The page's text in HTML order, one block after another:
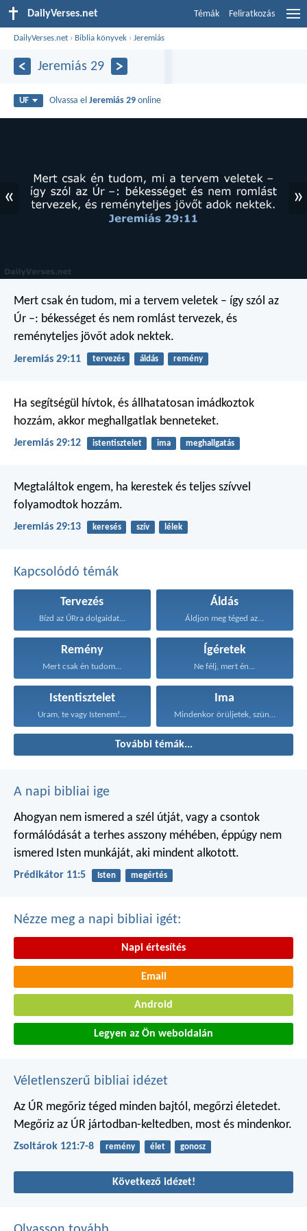
DailyVerses.net Témák Feliratkozás
DailyVerses.net › Biblia könyvek ›Jeremiás
Jeremiás 29
UF Olvassa elJeremiás 29 online
« »
Mert csak én tudom, mi a tervem veletek – így szól az
Úr –: békességet és nem romlást tervezek, és
reményteljes jövőt adok nektek.
Jeremiás 29:11 tervezés áldás remény
Ha segítségül hívtok, és állhatatosan imádkoztok
hozzám, akkor meghallgatlak benneteket.
Jeremiás 29:12 istentisztelet ima meghallgatás
Megtaláltok engem, ha kerestek és teljes szívvel
folyamodtok hozzám.
Jeremiás 29:13 keresés szív lélek
Kapcsolódó témák
Tervezés
Bízd az ÚRra dolgaidat...
Áldás
Áldjon meg téged az...
Remény
Mert csak én tudom...
Ígéretek
Ne félj, mert én...
Istentisztelet
Uram, te vagy Istenem!...
Ima
Mindenkor örüljetek, szüntelenül imádkozzatok...
További témák...
A napi bibliai ige
Ahogyan nem ismered a szél útját, vagy a csontok
formálódását a terhes asszony méhében, éppúgy nem
ismered Isten munkáját, aki mindent alkotott.
Prédikátor 11:5 Isten megértés
Nézze meg a napi bibliai igét:
Napi értesítés
Email
Android
Legyen az Ön weboldalán
Véletlenszerű bibliai idézet
Az ÚR megőriz téged minden bajtól, megőrzi életedet.
Megőriz az ÚR jártodban-keltedben, most és mindenkor.
Zsoltárok 121:7-8 remény élet gonosz
Következő idézet!